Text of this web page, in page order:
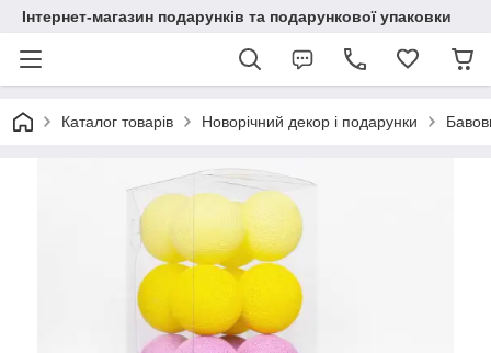
Інтернет-магазин подарунків та подарункової упаковки
Каталог товарів Новорічний декор і подарунки